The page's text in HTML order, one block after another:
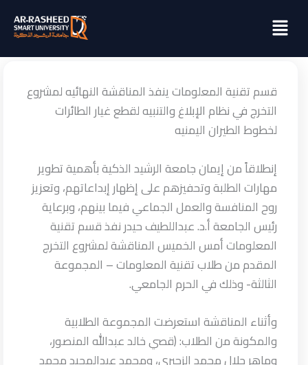
Menu
قسم تقنية المعلومات ينفذ المناقشة النهائيه لمشروع
التخرج في نظام الإبلاغ والتنبيه لقطع غيار الطائرات
لخطوط الطيران اليمنيه
إنطلاقاً من إيمان جامعة الرشيد الذكية بأهمية تطوير
مهارات الطلبة وتحفيزهم على إظهار إبداعاتهم، وتعزيز
روح المنافسة والعمل الجماعي فيما بينهم، وبرعاية
رئيس الجامعة أ.د. عبداللطيف حيدر نفذ قسم تقنية
المعلومات أمس الخميس المناقشة لمشروع التخرج
المقدم من طلاب تقنية المعلومات – المجموعة
الثالثة- وذلك في الحرم الجامعي.
وأثناء المناقشة استعرضت المجموعة الطلابية
والمكونة من الطلاب: (قصي خالد عبدالله المنصور،
وماهر جلال محمد الزحيري، ومحمد عبدالمجيد محمد